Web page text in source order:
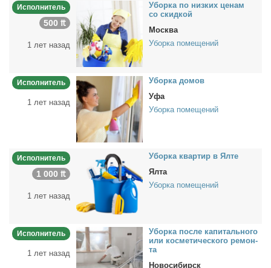
Исполнитель
500 ₶
1 лет назад
Убор­ка по низ­ких це­нам
со скид­кой
Москва
Уборка помещений
Исполнитель
1 лет назад
Убор­ка до­мов
Уфа
Уборка помещений
Исполнитель
1 000 ₶
1 лет назад
Убор­ка квар­тир в Ял­те
Ялта
Уборка помещений
Исполнитель
1 лет назад
Убор­ка по­сле ка­пи­таль­но­го
или кос­ме­ти­че­ско­го ре­мон­
та
Новосибирск